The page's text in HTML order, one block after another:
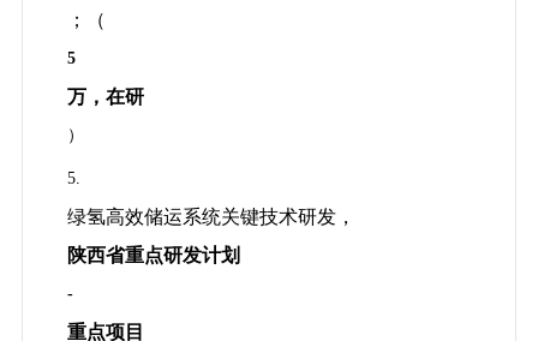
；（
5
万，在研
）
5.
绿氢高效储运系统关键技术研发，
陕西省重点研发计划
-
重点项目